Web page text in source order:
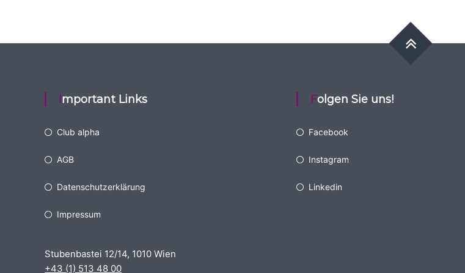
Important Links
Club alpha
AGB
Datenschutzerklärung
Impressum
Stubenbastei 12/14, 1010 Wien
+43 (1) 513 48 00
Folgen Sie uns!
Facebook
Instagram
Linkedin